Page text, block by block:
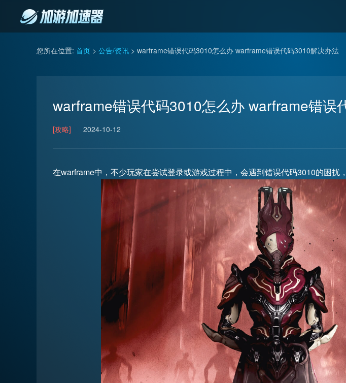
您所在位置: 首页 > 公告/资讯 > warframe错误代码3010怎么办 warframe错误代码3010解决办法
warframe错误代码3010怎么办 warframe错误
[攻略] 2024-10-12
在warframe中，不少玩家在尝试登录或游戏过程中，会遇到错误代码3010的困扰